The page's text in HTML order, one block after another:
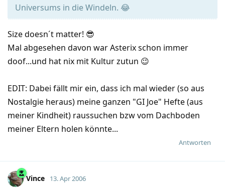
Universums in die Windeln. 😂
Size doesn´t matter! 😎
Mal abgesehen davon war Asterix schon immer
doof...und hat nix mit Kultur zutun 😉
EDIT: Dabei fällt mir ein, dass ich mal wieder (so aus
Nostalgie heraus) meine ganzen "GI Joe" Hefte (aus
meiner Kindheit) raussuchen bzw vom Dachboden
meiner Eltern holen könnte...
Antworten
Vince 13. Apr 2006